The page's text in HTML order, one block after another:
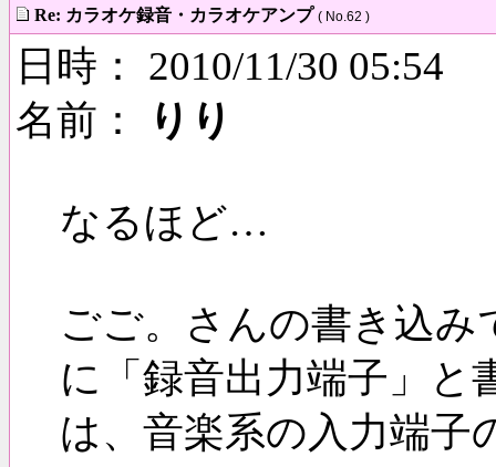
Re: カラオケ録音・カラオケアンプ ( No.62 )
日時： 2010/11/30 05:54
名前：
りり
なるほど…
ごご。さんの書き込
に「録音出力端子」と
は、音楽系の入力端子